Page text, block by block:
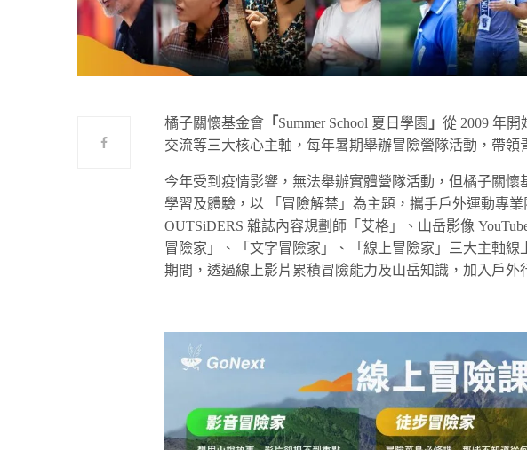
橘子關懷基金會 「 Summer School 夏日學園 」從 2009 年
交流等三大核心主軸，每年暑期舉辦冒險營隊活動，帶領
今年受到疫情影響，無法舉辦實體營隊活動，但橘子關
學習及體驗，以 「冒險解禁」為主題，攜手戶外運動專業
OUTSiDERS 雜誌內容規劃師「艾格」、山岳影像
冒險家」、「文字冒險家」、「線上冒險家」三大主軸
期間，透過線上影片累積冒險能力及山岳知識，加入戶外